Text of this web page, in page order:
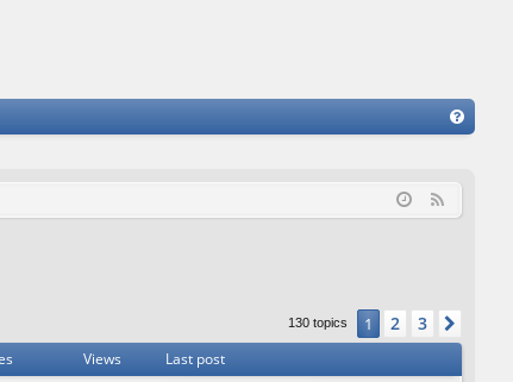
Q
130 topics 1 2 3
Views Last post